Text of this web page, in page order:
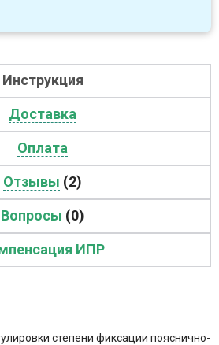
Инструкция
Доставка
Оплата
Отзывы (2)
Вопросы (0)
ИПР
степени фиксации пояснично-